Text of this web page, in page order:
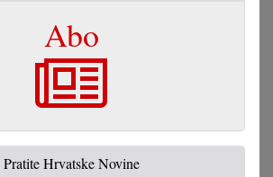
Abo
Pratite Hrvatske Novine